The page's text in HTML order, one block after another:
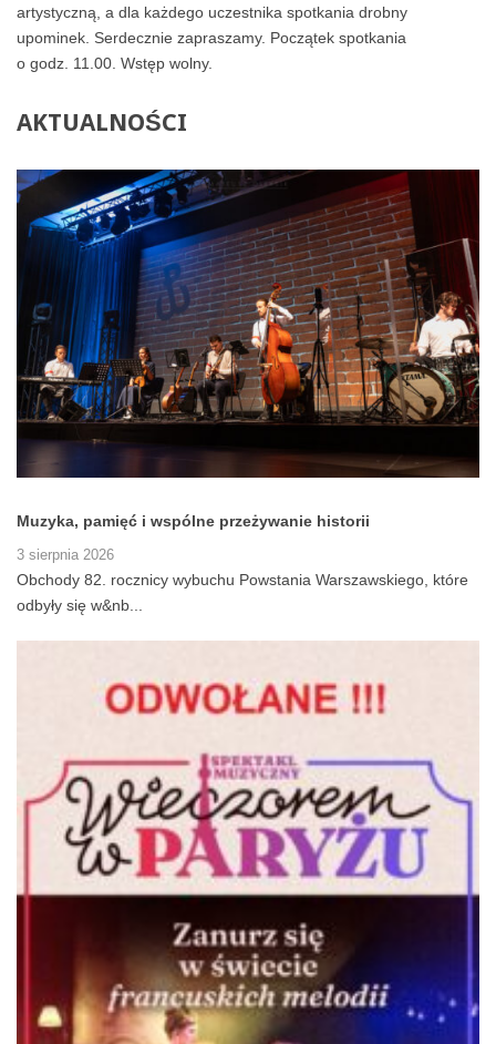
artystyczną, a dla każdego uczestnika spotkania drobny
upominek. Serdecznie zapraszamy. Początek spotkania
o godz. 11.00. Wstęp wolny.
AKTUALNOŚCI
Muzyka, pamięć i wspólne przeżywanie historii
3 sierpnia 2026
Obchody 82. rocznicy wybuchu Powstania Warszawskiego, które
odbyły się w&nb...